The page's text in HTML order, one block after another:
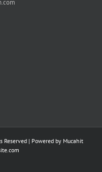
| Powered by Mucahit